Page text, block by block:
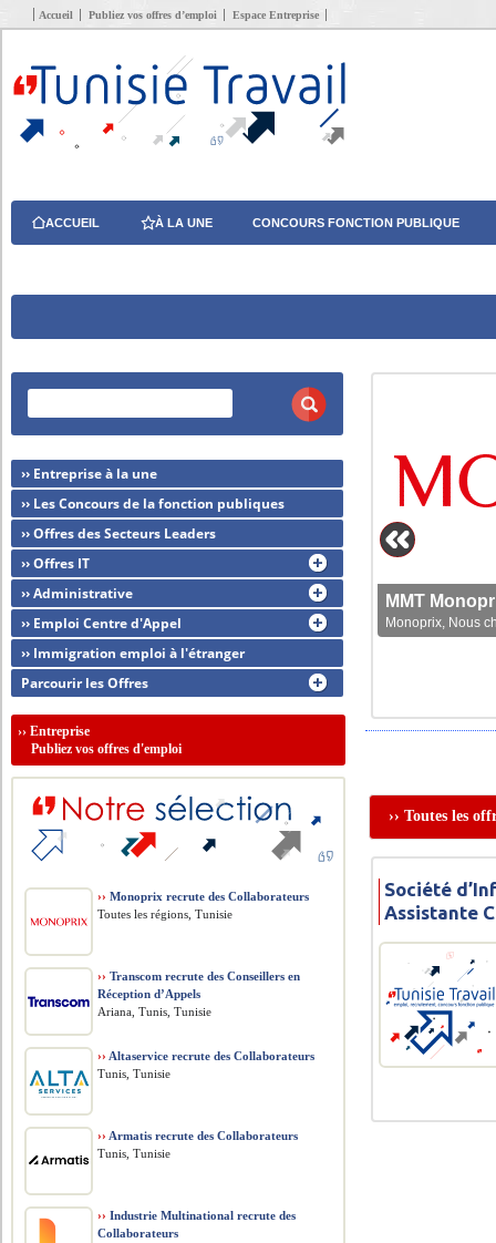
Accueil Publiez vos offres d’emploi Espace Entreprise
ACCUEIL À LA UNE CONCOURS FONCTION PUBLIQUE
MMT
Monoprix, Nous
›› Toutes les
Société
Assistante
›› Entreprise à la une
›› Les Concours de la fonction publiques
›› Offres des Secteurs Leaders
›› Offres IT
›› Administrative
›› Emploi Centre d'Appel
›› Immigration emploi à l'étranger
Parcourir les Offres
››Entreprise
Publiez vos offres d'emploi
›› Monoprix recrute des Collaborateurs
Toutes les régions, Tunisie
›› Transcom recrute des Conseillers en
Réception d’Appels
Ariana, Tunis, Tunisie
›› Altaservice recrute des Collaborateurs
Tunis, Tunisie
›› Armatis recrute des Collaborateurs
Tunis, Tunisie
›› Industrie Multinational recrute des
Collaborateurs